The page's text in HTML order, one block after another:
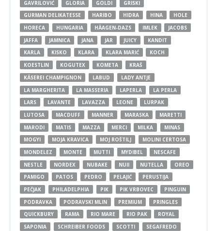
GAVRILOVIĆ
GLORIA GOLDI
GRISKI
GURMAN DELIKATESSE
HARIBO HIDRA HINA
HOLE
HORECA
HUNGARIA HÄAGEN-DAZS IMLEK
JACOBS
JAFFA
JAMNICA JANA JAR JUICY
KANDIT
KARLA
KISKO KLARA KLARA MARIĆ
KOCH
KOESTLIN
KOGUTEX KOMETA
KRAŠ
KÄSEREI CHAMPIGNON
LABUD
LADY ANTJE
LA MARGHERITA
LA MASSERIA LAPERLA
LA PERLA
LARS
LAVANTE LAVAZZA LEONE
LURPAK
LUTOSA
MACDUFF MANNER MARASKA
MARETTI
MARODI
MATIS MAZZA MERCI MILKA
MINAS
MOGYI
MOJA KRAVICA MOJ ROŠTILJ
MOLINI CERTOSA
MONDELEZ
MONTE MUTTI MYDIBEL
NESCAFE
NESTLE
NORDEX NUBAKE NUII NUTELLA
OREO
PAMIGO
PATOS PEDRO PELAJIĆ
PERUSTIJA
PEČJAK
PHILADELPHIA PIK PIK VRBOVEC
PINGUIN
PODRAVKA
PODRAVSKI MLIN PREMIUM
PRINGLES
QUICKBURY
RAMA RIO MARE RIO PAK
ROYAL
SAPONIA
SCHREIBER FOODS SCOTTI
SEGAFREDO